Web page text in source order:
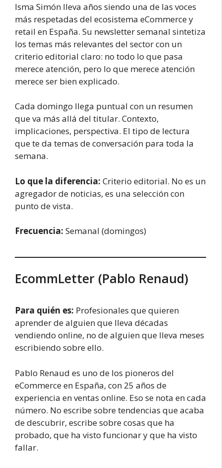
Isma Simón lleva años siendo una de las voces
más respetadas del ecosistema eCommerce y
retail en España. Su newsletter semanal sintetiza
los temas más relevantes del sector con un
criterio editorial claro: no todo lo que pasa
merece atención, pero lo que merece atención
merece ser bien explicado.
Cada domingo llega puntual con un resumen
que va más allá del titular. Contexto,
implicaciones, perspectiva. El tipo de lectura
que te da temas de conversación para toda la
semana.
Lo que la diferencia: Criterio editorial. No es un
agregador de noticias, es una selección con
punto de vista.
Frecuencia: Semanal (domingos)
EcommLetter (Pablo Renaud)
Para quién es: Profesionales que quieren
aprender de alguien que lleva décadas
vendiendo online, no de alguien que lleva meses
escribiendo sobre ello.
Pablo Renaud es uno de los pioneros del
eCommerce en España, con 25 años de
experiencia en ventas online. Eso se nota en cada
número. No escribe sobre tendencias que acaba
de descubrir, escribe sobre cosas que ha
probado, que ha visto funcionar y que ha visto
fallar.